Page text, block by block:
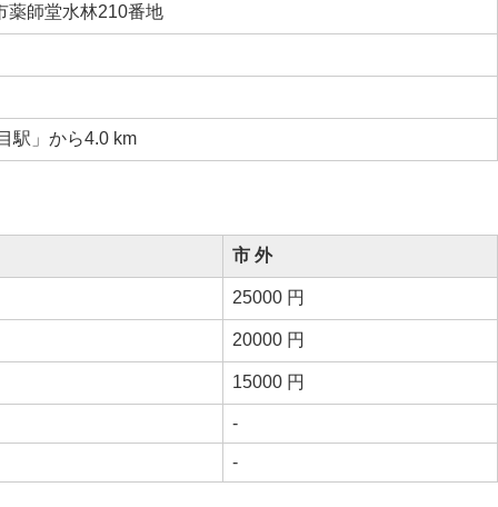
薬師堂水林210番地
駅」から4.0 km
市 外
25000 円
20000 円
15000 円
-
-